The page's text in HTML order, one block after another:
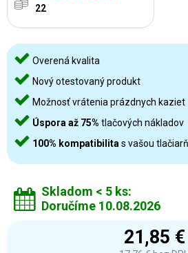
22
Overená kvalita
Nový otestovaný produkt
Možnosť vrátenia prázdnych kaziet
Úspora až 75% tlačových nákladov
100% kompatibilita s vašou
Skladom < 5 ks:
Doručíme 10.08.2026
21,85 €